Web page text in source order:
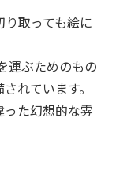
取っても絵に
運ぶためのもの
れています。
た幻想的な雰